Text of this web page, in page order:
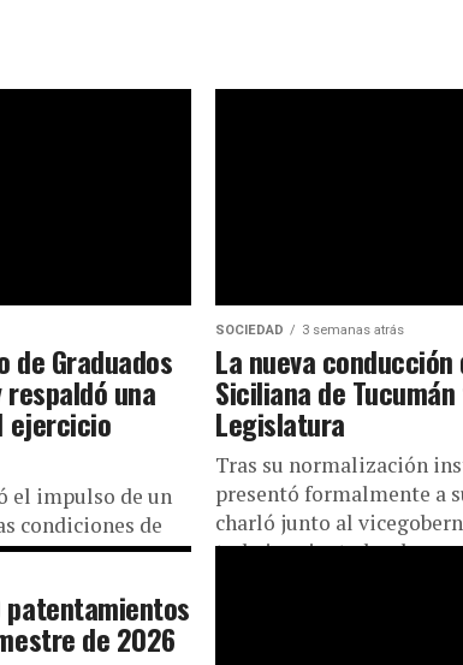
de Graduados
una
ejercicio
el impulso de un
condiciones de
un convenio de
SOCIEDAD 3 semanas atrás
La nueva
Siciliana de
Legislatura
Tras su normalización
presentó formalmente a
charló junto al
trabajo orientada a la
de 2026